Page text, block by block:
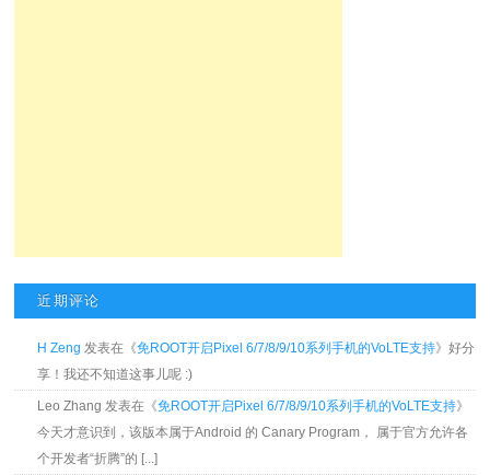
近期评论
H Zeng 发表在《免ROOT开启Pixel 6/7/8/9/10系列手机的VoLTE支持》好分
享！我还不知道这事儿呢 :)
Leo Zhang 发表在《免ROOT开启Pixel 6/7/8/9/10系列手机的VoLTE支持》
今天才意识到，该版本属于Android 的 Canary Program， 属于官方允许各
个开发者“折腾”的 [...]